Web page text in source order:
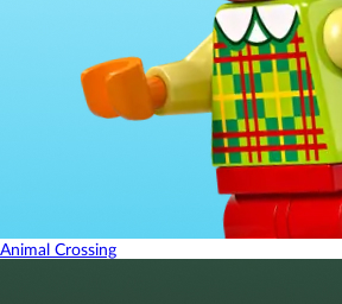
Animal Crossing